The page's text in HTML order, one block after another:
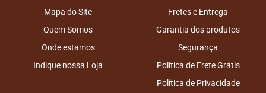
Mapa do Site
Quem Somos
Onde estamos
Indique nossa Loja
Fretes e Entrega
Garantia dos produtos
Segurança
Politica de Frete Grátis
Política de Privacidade